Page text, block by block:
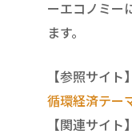
ーエコノミー
ます。
【参照サイ
循環経済テー
【関連サイト】